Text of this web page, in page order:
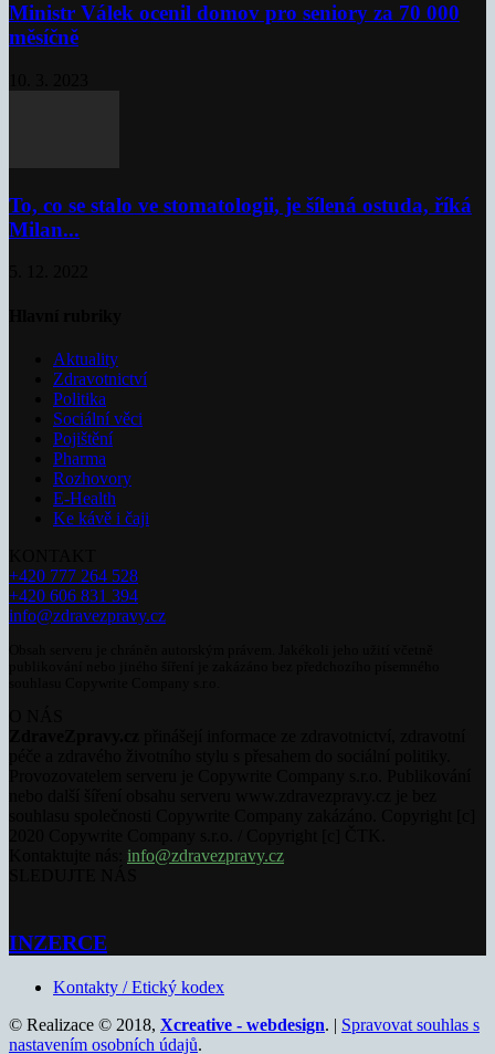
Ministr Válek ocenil domov pro seniory za 70 000
měsíčně
To, co se stalo ve stomatologii, je šílená ostuda, říká
Milan...
Aktuality
Zdravotnictví
Politika
Sociální věci
Pojištění
Pharma
Rozhovory
E-Health
Ke kávě i čaji
+420 777 264 528
+420 606 831 394
info@zdravezpravy.cz
info@zdravezpravy.cz
INZERCE
Kontakty / Etický kodex
© Realizace © 2018, Xcreative - webdesign. | Spravovat souhlas s
nastavením osobních údajů.